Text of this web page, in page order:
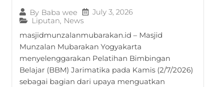
By Baba wee
July 3, 2026
Liputan, News
masjidmunzalanmubarakan.id – Masjid
Munzalan Mubarakan Yogyakarta
menyelenggarakan Pelatihan Bimbingan
Belajar (BBM) Jarimatika pada Kamis (2/7/2026)
sebagai bagian dari upaya menguatkan